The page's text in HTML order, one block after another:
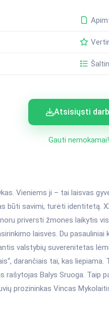
Atsisiųsti
Gauti nemokamai!
Vieniems ji – tai laisvas
būti savimi, turėti identitetą.
priversti žmones laikytis
laisvės. Du pasauliniai
valstybių suverenitetas
darančiais tai, kas
rašytojas Balys Sruoga. Taip
prozininkas Vincas